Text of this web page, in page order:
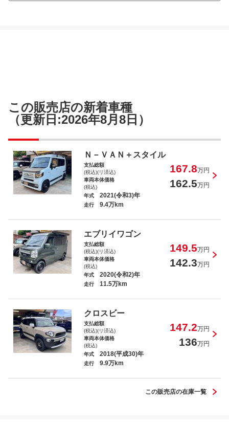
この販売店の新着車種
（更新日:2026年8月8日）
Ｎ－ＶＡＮ＋スタイル
支払総額
(税込)(リ済込)
167.8万円
車両本体価格
(税込)
162.5万円
年式 2021(令和3)年
走行 9.4万km
エブリイワゴン
支払総額
(税込)(リ済込)
149.5万円
車両本体価格
(税込)
142.3万円
年式 2020(令和2)年
走行 11.5万km
クロスビー
支払総額
(税込)(リ済込)
147.2万円
車両本体価格
(税込)
136万円
年式 2018(平成30)年
走行 9.9万km
この販売店の在庫一覧